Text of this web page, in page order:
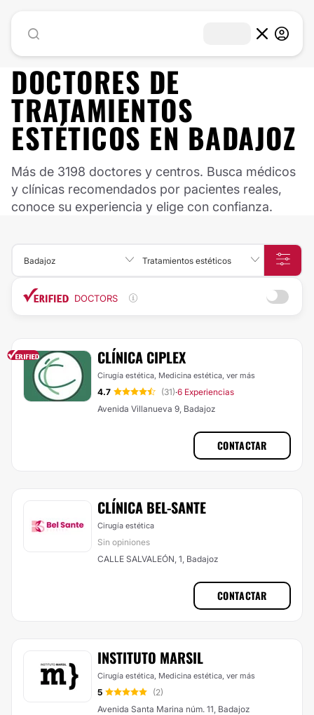
DOCTORES DE
TRATAMIENTOS
ESTÉTICOS EN BADAJOZ
Más de 3198 doctores y centros. Busca médicos
y clínicas recomendados por pacientes reales,
conoce su experiencia y elige con confianza.
Badajoz Tratamientos estéticos
DOCTORS
CLÍNICA CIPLEX
Cirugía estética, Medicina estética, ver más
4.7 (31)·6 Experiencias
Avenida Villanueva 9, Badajoz
CONTACTAR
CLÍNICA BEL-SANTE
Cirugía estética
Sin opiniones
CALLE SALVALEÓN, 1, Badajoz
CONTACTAR
INSTITUTO MARSIL
Cirugía estética, Medicina estética, ver más
5
(2)
Avenida Santa Marina núm. 11, Badajoz